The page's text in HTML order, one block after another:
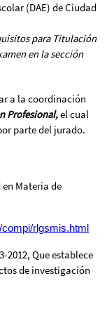
(DAE) de Ciudad
para Titulación
en la sección
a la coordinación
Profesional,el cual
parte del jurado.
en Materia de
rlgsmis.html
2012, Que establece
de investigación